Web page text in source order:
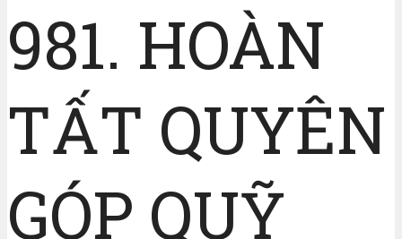
981. HOÀN
TẤT QUYÊN
GÓP QUỸ